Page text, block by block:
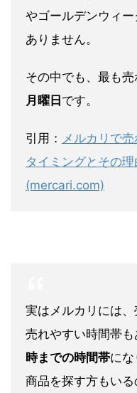
やゴールデンウィ
ありません。
その中でも、 最も
月曜日 です。
引用： メルカリで
タイミングとその
(mercari.com)
実はメルカリには、
売れやすい時間帯
時までの時間帯に
商品を探す方もいる